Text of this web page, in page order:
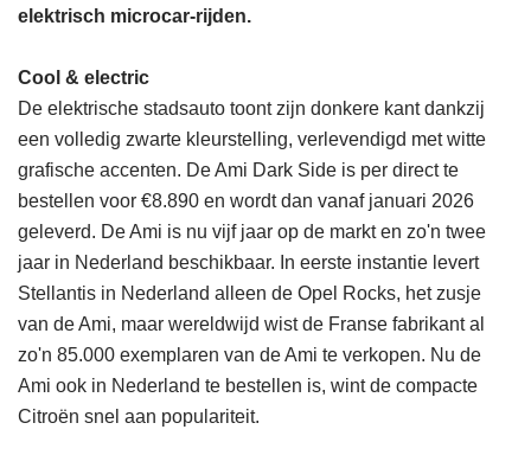
elektrisch microcar-rijden.
Cool & electric
De elektrische stadsauto toont zijn donkere kant dankzij
een volledig zwarte kleurstelling, verlevendigd met witte
grafische accenten. De Ami Dark Side is per direct te
bestellen voor €8.890 en wordt dan vanaf januari 2026
geleverd. De Ami is nu vijf jaar op de markt en zo'n twee
jaar in Nederland beschikbaar. In eerste instantie levert
Stellantis in Nederland alleen de Opel Rocks, het zusje
van de Ami, maar wereldwijd wist de Franse fabrikant al
zo'n 85.000 exemplaren van de Ami te verkopen. Nu de
Ami ook in Nederland te bestellen is, wint de compacte
Citroën snel aan populariteit.